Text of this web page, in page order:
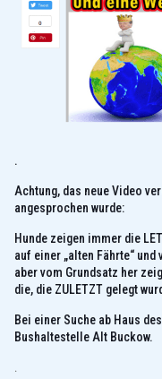
.
Achtung, das neue Video
angesprochen wurde:
Hunde zeigen immer die
auf einer „alten Fährte“
aber vom Grundsatz her
die, die ZULETZT gelegt
Bei einer Suche ab Haus
Bushaltestelle Alt Buckow.
.